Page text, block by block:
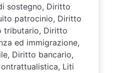
sostegno, Diritto
patrocinio, Diritto
tributario, Diritto
ed immigrazione,
Diritto bancario,
Liti